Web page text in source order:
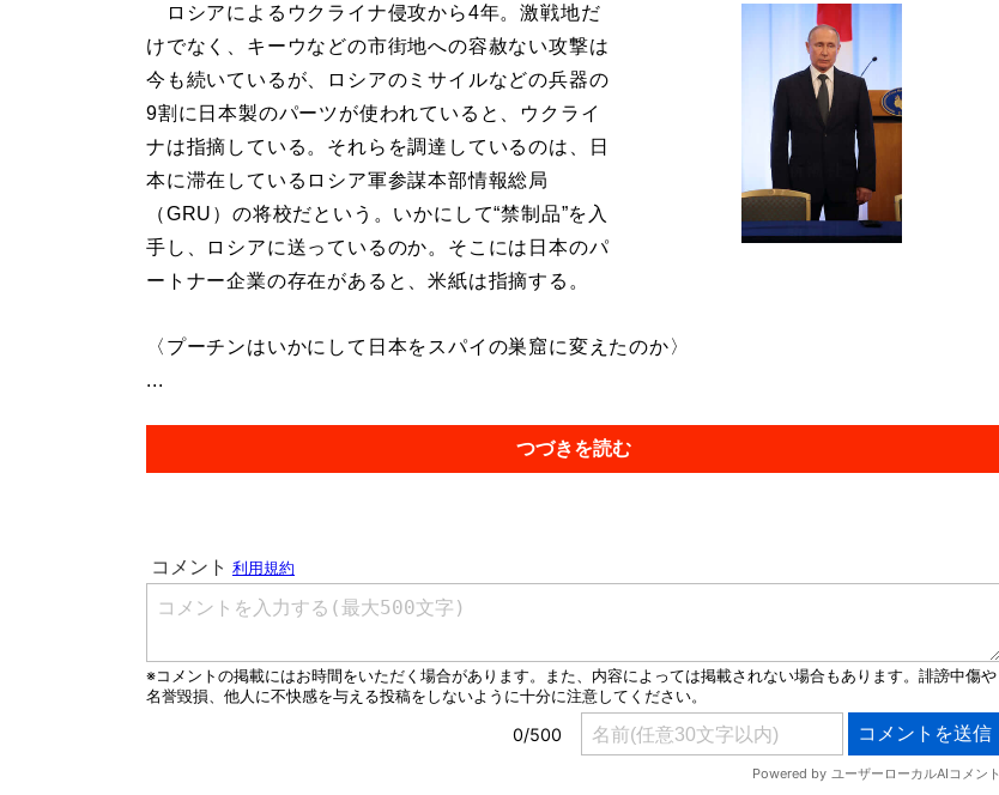
ロシアによるウクライナ侵攻から4年。激戦地だ
けでなく、キーウなどの市街地への容赦ない攻撃は
今も続いているが、ロシアのミサイルなどの兵器の
9割に日本製のパーツが使われていると、ウクライ
ナは指摘している。それらを調達しているのは、日
本に滞在しているロシア軍参謀本部情報総局
（GRU）の将校だという。いかにして“禁制品”を入
手し、ロシアに送っているのか。そこには日本のパ
ートナー企業の存在があると、米紙は指摘する。
〈プーチンはいかにして日本をスパイの巣窟に変えたのか〉
...
つづきを読む